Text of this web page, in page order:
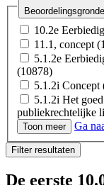
Drugs (79)
Ouderenzorg
10.2e
11.1, concept
5.1.2e
(10878)
5.1.2i Concept
5.1.2i Het
publiekrechtelijke
10.2g Het
benadeling (2823)
10.2a
5.1.5 Het
Toon meer Ga
Filter resultaten
De eerste